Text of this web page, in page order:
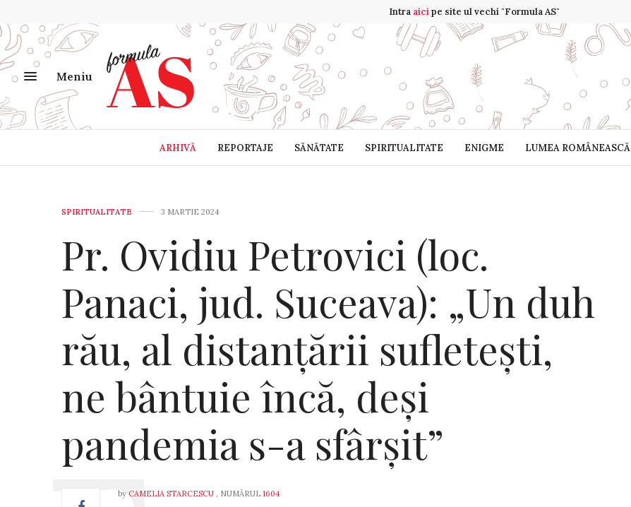
Intra aicipe site ul vechi "Formula AS"
Meniu
ARHIVĂ REPORTAJE SĂNĂTATE SPIRITUALITATE ENIGME LUMEA ROMÂNEASCĂ
SPIRITUALITATE 3 MARTIE 2024
Pr. Ovidiu Petrovici (loc.
Panaci, jud. Suceava): „Un duh
rău, al distanțării sufletești,
ne bântuie încă, deși
pandemia s-a sfârșit”
by CAMELIA STARCESCU , NUMĂRUL 1604